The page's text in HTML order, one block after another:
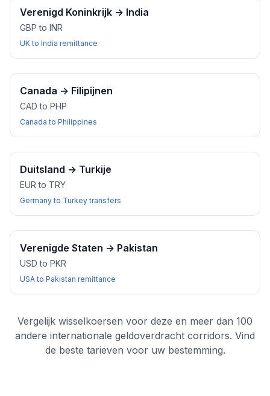
Verenigd Koninkrijk → India
GBP to INR
UK to India remittance
Canada → Filipijnen
CAD to PHP
Canada to Philippines
Duitsland → Turkije
EUR to TRY
Germany to Turkey transfers
Verenigde Staten → Pakistan
USD to PKR
USA to Pakistan remittance
Vergelijk wisselkoersen voor deze en meer dan 100
andere internationale geldoverdracht corridors. Vind
de beste tarieven voor uw bestemming.